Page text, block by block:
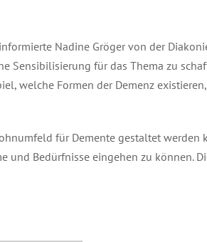
Nadine Gröger von der
Sensibilisierung für das Thema zu
welche Formen der Demenz
für Demente gestaltet werden
Bedürfnisse eingehen zu können.